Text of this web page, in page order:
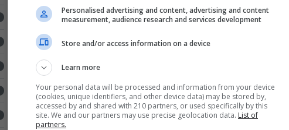
2015-09-21
Uwaga! Sprawdzane będą urządzenia i
2014-01-23
Personalised advertising and content, advertising and content
measurement, audience research and services development
Store and/or access information on a device
Learn more
Your personal data will be processed and information from your device
(cookies, unique identifiers, and other device data) may be stored by,
accessed by and shared with 210 partners, or used specifically by this
site. We and our partners may use precise geolocation data. List of
partners.